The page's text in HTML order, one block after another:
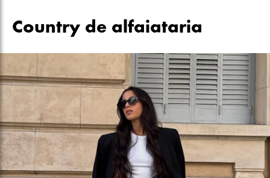
Country de alfaiataria